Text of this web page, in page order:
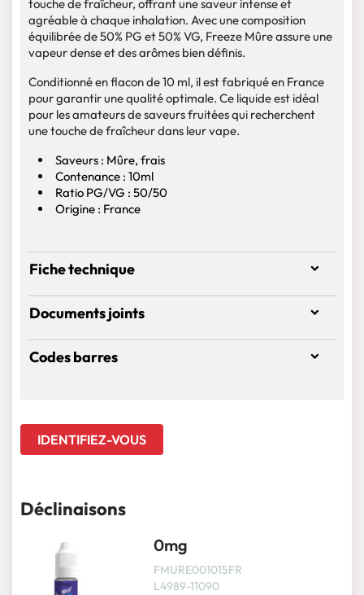
touche de fraîcheur, offrant une saveur intense et
agréable à chaque inhalation. Avec une composition
équilibrée de 50% PG et 50% VG, Freeze Mûre assure une
vapeur dense et des arômes bien définis.
Conditionné en flacon de 10 ml, il est fabriqué en France
pour garantir une qualité optimale. Ce liquide est idéal
pour les amateurs de saveurs fruitées qui recherchent
une touche de fraîcheur dans leur vape.
Saveurs : Mûre, frais
Contenance : 10ml
Ratio PG/VG : 50/50
Origine : France
Fiche technique
Documents joints
Codes barres
IDENTIFIEZ-VOUS
Déclinaisons
0mg
FMURE001015FR
L4989-11090